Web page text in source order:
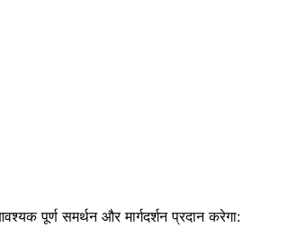
पूर्ण समर्थन और मार्गदर्शन प्रदान करेगा: